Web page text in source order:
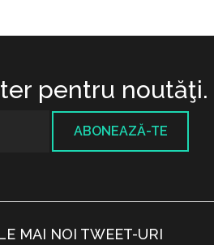
pentru noutăţi.
ABONEAZĂ-TE
MAI NOI TWEET-URI